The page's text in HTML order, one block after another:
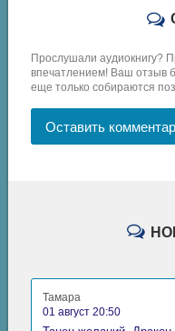
Прослушали аудиокнигу?
впечатлением! Ваш отзыв
еще только собираются
Оставить
Тамара
01 август 20:50